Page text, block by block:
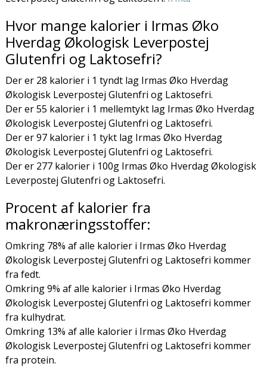
Hvor mange kalorier i Irmas Øko
Hverdag Økologisk Leverpostej
Glutenfri og Laktosefri?
Der er 28 kalorier i 1 tyndt lag Irmas Øko Hverdag
Økologisk Leverpostej Glutenfri og Laktosefri.
Der er 55 kalorier i 1 mellemtykt lag Irmas Øko Hverdag
Økologisk Leverpostej Glutenfri og Laktosefri.
Der er 97 kalorier i 1 tykt lag Irmas Øko Hverdag
Økologisk Leverpostej Glutenfri og Laktosefri.
Der er 277 kalorier i 100g Irmas Øko Hverdag Økologisk
Leverpostej Glutenfri og Laktosefri.
Procent af kalorier fra
makronæringsstoffer:
Omkring 78% af alle kalorier i Irmas Øko Hverdag
Økologisk Leverpostej Glutenfri og Laktosefri kommer
fra fedt.
Omkring 9% af alle kalorier i Irmas Øko Hverdag
Økologisk Leverpostej Glutenfri og Laktosefri kommer
fra kulhydrat.
Omkring 13% af alle kalorier i Irmas Øko Hverdag
Økologisk Leverpostej Glutenfri og Laktosefri kommer
fra protein.